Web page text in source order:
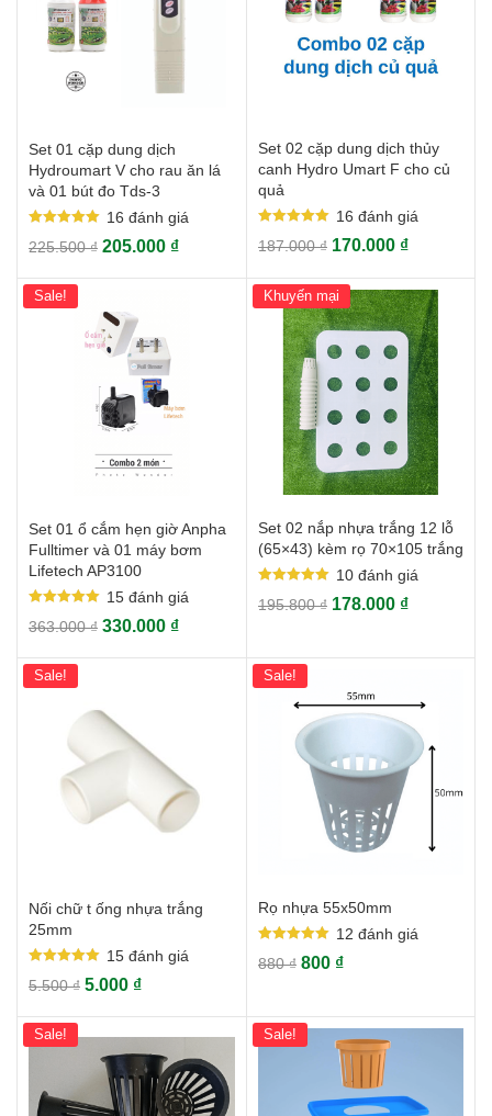
Set 01 cặp dung dịch
Hydroumart V cho rau ăn lá
và 01 bút đo Tds-3
5.00
16 đánh giá
225.500₫ 205.000 ₫
Set 02 cặp dung dịch thủy
canh Hydro Umart F cho củ
quả
5.00
16 đánh giá
187.000₫ 170.000 ₫
Sale!
Set 01 ổ cắm hẹn giờ Anpha
Fulltimer và 01 máy bơm
Lifetech AP3100
5.00
15đánh giá
363.000₫ 330.000 ₫
Khuyến mại
Set 02 nắp nhựa trắng 12 lỗ
(65×43) kèm rọ 70×105 trắng
5.00
10đánh giá
195.800₫ 178.000 ₫
Sale!
Nối chữ t ống nhựa trắng
25mm
5.00
15đánh giá
5.500₫ 5.000 ₫
Sale!
Rọ nhựa 55x50mm
5.00
12 đánh giá
880₫ 800 ₫
Sale! Sale!